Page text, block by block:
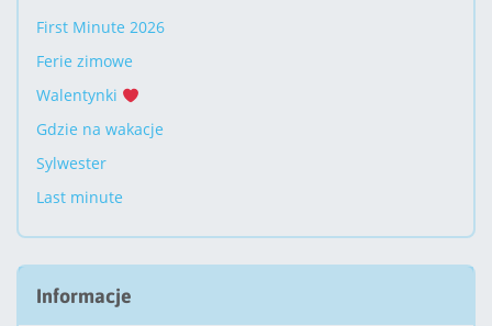
First Minute 2026
Ferie zimowe
Walentynki
Gdzie na wakacje
Sylwester
Last minute
Informacje